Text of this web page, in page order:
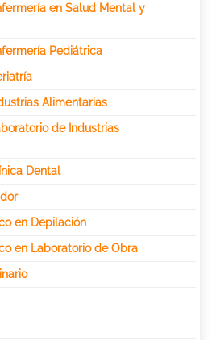
en Salud Mental y
Pediátrica
Alimentarias
de Industrias
Dental
en Depilación
en Laboratorio de Obra